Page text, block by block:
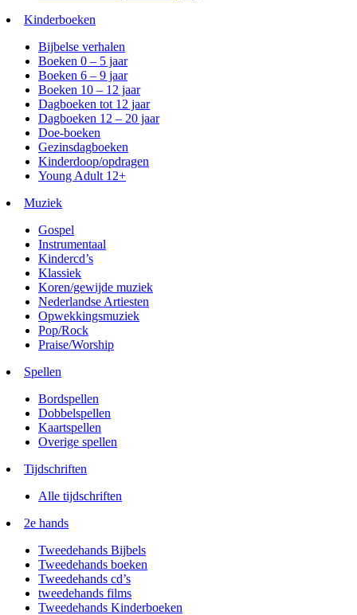
Kinderboeken
Bijbelse verhalen
Boeken 0 – 5 jaar
Boeken 6 – 9 jaar
Boeken 10 – 12 jaar
Dagboeken tot 12 jaar
Dagboeken 12 – 20 jaar
Doe-boeken
Gezinsdagboeken
Kinderdoop/opdragen
Young Adult 12+
Muziek
Gospel
Instrumentaal
Kindercd’s
Klassiek
Koren/gewijde muziek
Nederlandse Artiesten
Opwekkingsmuziek
Pop/Rock
Praise/Worship
Spellen
Bordspellen
Dobbelspellen
Kaartspellen
Overige spellen
Tijdschriften
Alle tijdschriften
2e hands
Tweedehands Bijbels
Tweedehands boeken
Tweedehands cd’s
tweedehands films
Tweedehands Kinderboeken